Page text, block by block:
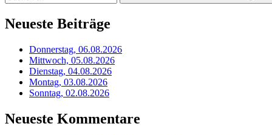
Neueste Beiträge
Donnerstag, 06.08.2026
Mittwoch, 05.08.2026
Dienstag, 04.08.2026
Montag, 03.08.2026
Sonntag, 02.08.2026
Neueste Kommentare